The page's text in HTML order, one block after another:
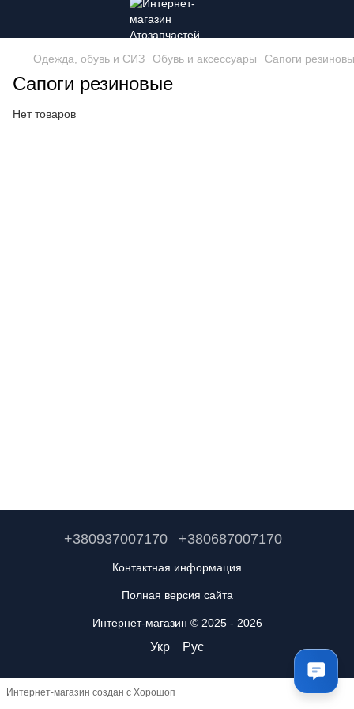
Одежда, обувь и СИЗ Обувь и аксессуары Сапоги
Сапоги резиновые
Нет товаров
+380937007170 +380687007170
Контактная информация
Полная версия сайта
Интернет-магазин © 2025 - 2026
Укр Рус
Интернет-магазин создан с Хорошоп